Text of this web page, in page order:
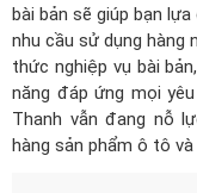
bài bản sẽ giúp bạn
nhu cầu sử dụng hàng
thức nghiệp vụ bài
năng đáp ứng mọi
Thanh vẫn đang nỗ
hàng sản phẩm ô tô